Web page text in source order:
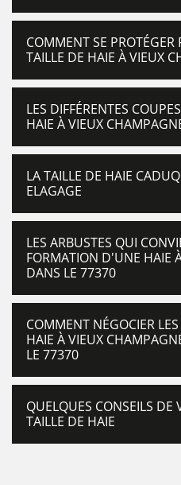
COMMENT SE PROTÉGER
TAILLE DE HAIE À VIEUX
LES DIFFÉRENTES
HAIE À VIEUX
LA TAILLE DE HAIE
ELAGAGE
LES ARBUSTES QUI
FORMATION D'UNE HAIE
DANS LE 77370
COMMENT NÉGOCIER
HAIE À VIEUX
LE 77370
QUELQUES CONSEILS DE
TAILLE DE HAIE